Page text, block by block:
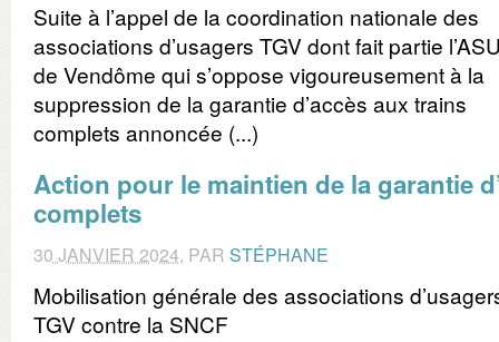
Suite à l’appel de la coordination nationale des
associations d’usagers TGV dont fait partie
de Vendôme qui s’oppose vigoureusement à la
suppression de la garantie d’accès aux trains
complets annoncée (...)
Action pour le maintien de la garantie
complets
30 JANVIER 2024, PAR STÉPHANE
Mobilisation générale des associations
TGV contre la SNCF